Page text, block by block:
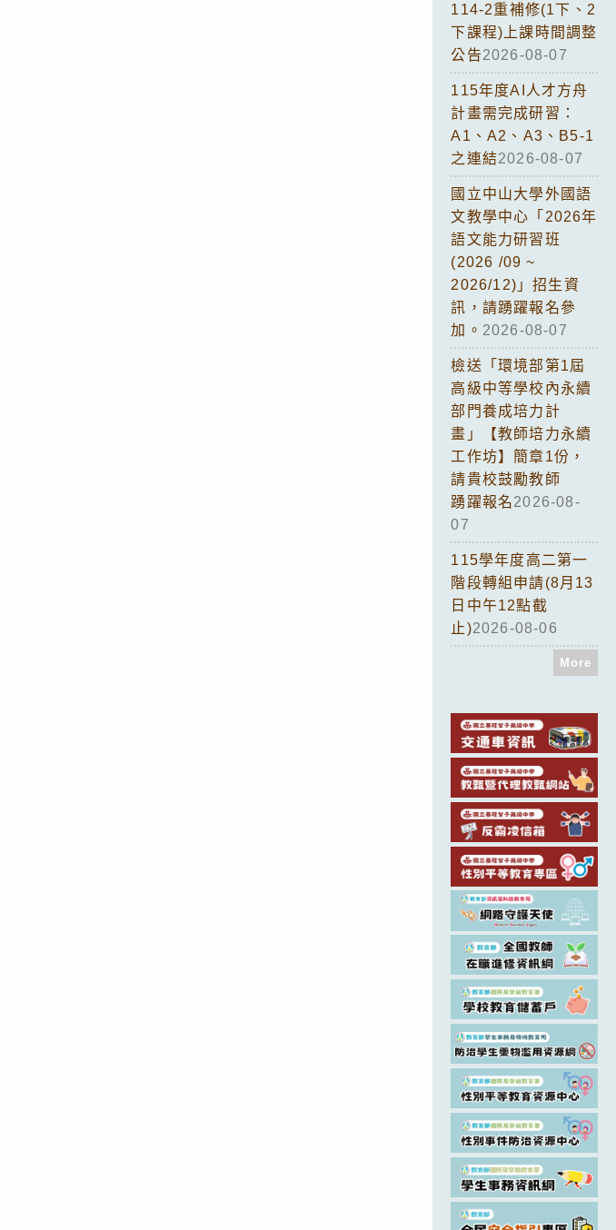
114-2重補修(1下、2
下課程)上課時間調整
公告2026-08-07
115年度AI人才方舟
計畫需完成研習：
A1、A2、A3、B5-1
之連結2026-08-07
國立中山大學外國語
文教學中心「2026年
語文能力研習班
(2026 /09 ~
2026/12)」招生資
訊，請踴躍報名參
加。 2026-08-07
檢送「環境部第1屆
高級中等學校內永續
部門養成培力計
畫」【教師培力永續
工作坊】簡章1份，
請貴校鼓勵教師
踴躍報名2026-08-
07
115學年度高二第一
階段轉組申請(8月13
日中午12點截
止)2026-08-06
More